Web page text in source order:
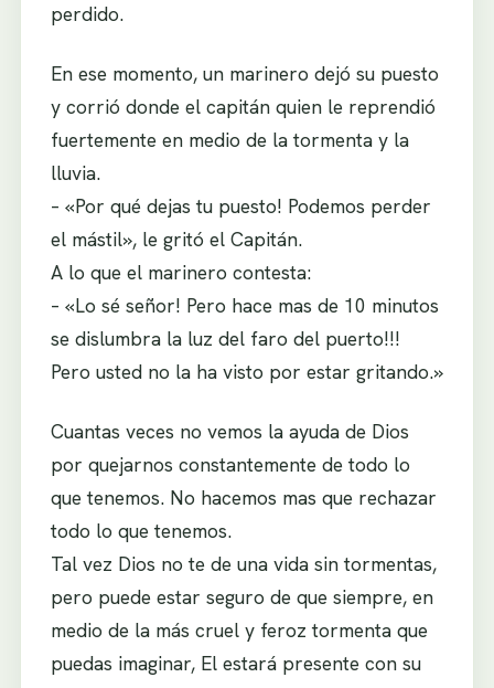
perdido.
En ese momento, un marinero dejó su puesto
y corrió donde el capitán quien le reprendió
fuertemente en medio de la tormenta y la
lluvia.
– «Por qué dejas tu puesto! Podemos perder
el mástil», le gritó el Capitán.
A lo que el marinero contesta:
– «Lo sé señor! Pero hace mas de 10 minutos
se dislumbra la luz del faro del puerto!!!
Pero usted no la ha visto por estar gritando.»
Cuantas veces no vemos la ayuda de Dios
por quejarnos constantemente de todo lo
que tenemos. No hacemos mas que rechazar
todo lo que tenemos.
Tal vez Dios no te de una vida sin tormentas,
pero puede estar seguro de que siempre, en
medio de la más cruel y feroz tormenta que
puedas imaginar, El estará presente con su